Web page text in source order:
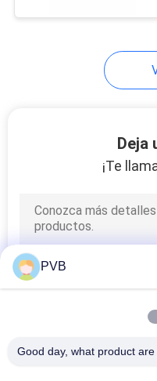
Buje de
Deja
¡Te
PVB
Good day, what product